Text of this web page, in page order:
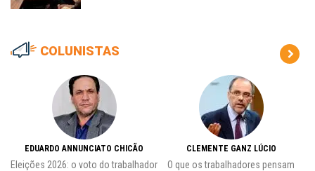
COLUNISTAS
EDUARDO ANNUNCIATO CHICÃO
Eleições 2026: o voto do trabalhador
CLEMENTE GANZ LÚCIO
O que os trabalhadores pensam